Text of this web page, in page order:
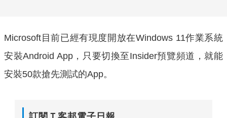
Microsoft目前已經有現度開放在Windows 11作業系統
安裝Android App，只要切換至Insider預覽頻道，就能
安裝50款搶先測試的App。